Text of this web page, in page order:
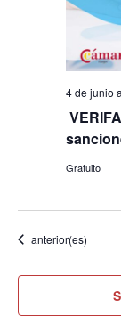
4 de junio
Gratuito
Eventos
anterior(es)